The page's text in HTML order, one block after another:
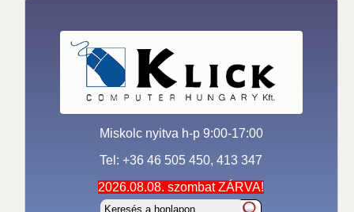
Miskolc nyitva h-p 9:00-17:00
Tel: +36 46 505 450, 413 347
2026.08.08. szombat ZÁRVA!